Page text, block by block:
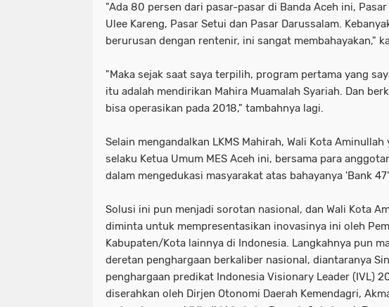
"Ada 80 persen dari pasar-pasar di Banda Aceh ini,
Ulee Kareng, Pasar Setui dan Pasar Darussalam.
berurusan dengan rentenir, ini sangat membahayakan,"
"Maka sejak saat saya terpilih, program pertama yang
itu adalah mendirikan Mahira Muamalah Syariah. Dan
bisa operasikan pada 2018," tambahnya lagi.
Selain mengandalkan LKMS Mahirah, Wali Kota Aminullah
selaku Ketua Umum MES Aceh ini, bersama para
dalam mengedukasi masyarakat atas bahayanya 'Bank
Solusi ini pun menjadi sorotan nasional, dan Wali Kota
diminta untuk mempresentasikan inovasinya ini oleh
Kabupaten/Kota lainnya di Indonesia. Langkahnya pun
deretan penghargaan berkaliber nasional, diantaranya
penghargaan predikat Indonesia Visionary Leader (IVL)
diserahkan oleh Dirjen Otonomi Daerah Kemendagri,